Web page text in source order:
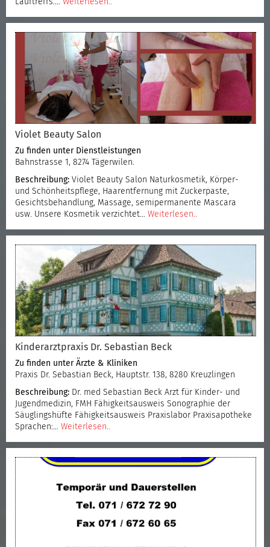
Violet Beauty Salon
Zu finden unter Dienstleistungen
Bahnstrasse 1, 8274 Tägerwilen.
Beschreibung: Violet Beauty Salon Naturkosmetik, Körper-
und Schönheitspflege, Haarentfernung mit Zuckerpaste,
Gesichtsbehandlung, Massage, semipermanente Mascara
usw. Unsere Kosmetik verzichtet… Weiterlesen..
Kinderarztpraxis Dr. Sebastian Beck
Zu finden unter Ärzte & Kliniken
Praxis Dr. Sebastian Beck, Hauptstr. 138, 8280 Kreuzlingen
Beschreibung: Dr. med Sebastian Beck Arzt für Kinder- und
Jugendmedizin, FMH Fähigkeitsausweis Sonographie der
Säuglingshüfte Fähigkeitsausweis Praxislabor Praxisapotheke
Sprachen:… Weiterlesen..